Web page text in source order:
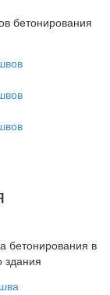
бетонирования
бетонирования в
здания